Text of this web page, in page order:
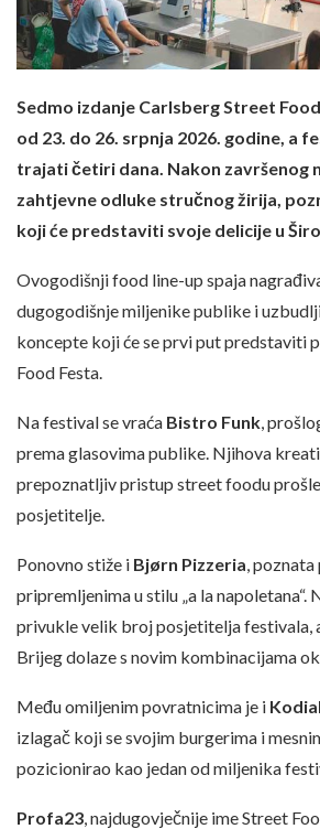
Sedmo izdanje Carlsberg Street
od 23. do 26. srpnja 2026. godine, a
trajati četiri dana. Nakon završenog
zahtjevne odluke stručnog žirija,
koji će predstaviti svoje delicije u
Ovogodišnji food line-up spaja
dugogodišnje miljenike publike i
koncepte koji će se prvi put predstaviti
Food Festa.
Na festival se vraća Bistro Funk ,
prema glasovima publike. Njihova
prepoznatljiv pristup street foodu
posjetitelje.
Ponovno stiže i Bjørn Pizzeria ,
pripremljenima u stilu „a la napoletana“.
privukle velik broj posjetitelja festivala,
Brijeg dolaze s novim kombinacijama
Među omiljenim povratnicima je i
izlagač koji se svojim burgerima i
pozicionirao kao jedan od miljenika
Profa23 , najdugovječnije ime Street